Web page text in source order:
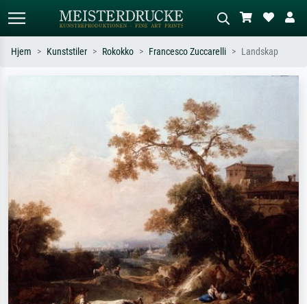
Standardsøk KI-bildesøk
eksempel Monet, Stjernenatt,
impresjonisme, Hokusai-bølgen, akt.
Beskriv scenen – for eksempel grønn
eng, abstrakt med mye rødt, mørkt
oljemaleri, stående akt ved et tre.
Hjem Kunststiler Rokokko Francesco Zuccarelli Landskap